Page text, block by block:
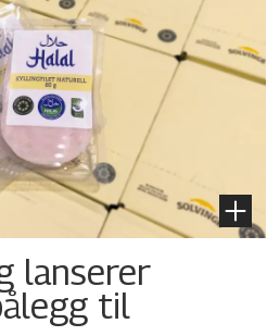
lanserer
til